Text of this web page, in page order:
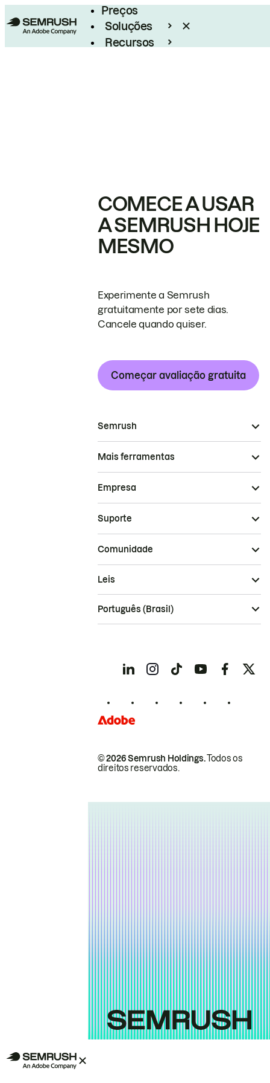
Preços
Soluções
Recursos
COMECE A USAR
A SEMRUSH HOJE
MESMO
Experimente a Semrush
gratuitamente por sete dias.
Cancele quando quiser.
Começar avaliação gratuita
Semrush
Mais ferramentas
Empresa
Suporte
Comunidade
© 2026 Semrush Holdings.Todos os
direitos reservados.
Leis
Português (Brasil)